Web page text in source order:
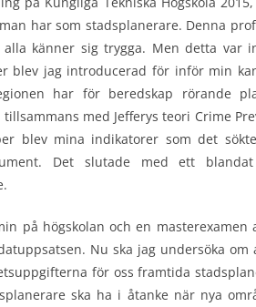
har som stadsplanerare. Denna
känner sig trygga. Men detta var
blev jag introducerad för inför min
har för beredskap rörande
med Jefferys teori Crime
blev mina indikatorer som det
Det slutade med ett
på högskolan och en
Nu ska jag undersöka
för oss framtida
ska ha i åtanke när nya